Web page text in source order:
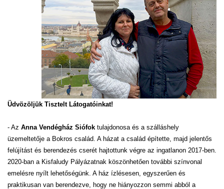
Üdvözöljük Tisztelt Látogatóinkat!
- Az Anna Vendégház Siófok tulajdonosa és a szálláshely
üzemeltetője a Bokros család. A házat a család építette, majd jelentős
felújítást és berendezés cserét hajtottunk végre az ingatlanon 2017-ben.
2020-ban a Kisfaludy Pályázatnak köszönhetően további színvonal
emelésre nyílt lehetőségünk. A ház ízlésesen, egyszerűen és
praktikusan van berendezve, hogy ne hiányozzon semmi abból a